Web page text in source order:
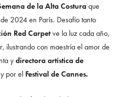
de la Alta Costuraque
2024 en París. Desafío tanto
Red Carpetve la luz cada año,
ilustrando con maestría el amor de
ydirectora artística de
y por el Festival de Cannes.